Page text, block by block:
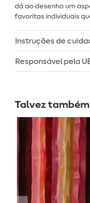
dá ao desenho um
favoritas individuais
Instruções de
Responsável pela
Talvez